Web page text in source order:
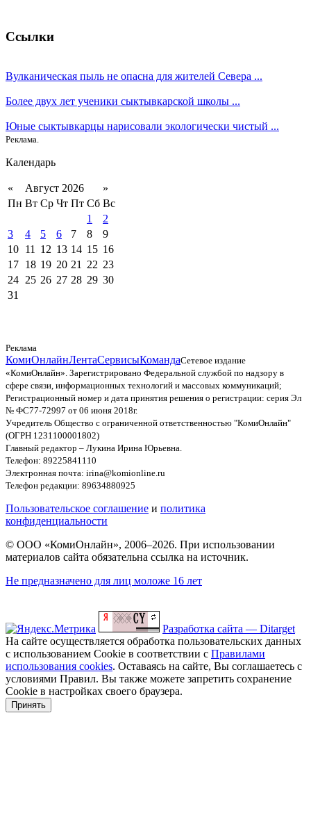
Ссылки
Вулканическая пыль не опасна для жителей Севера ...
Более двух лет ученики сыктывкарской школы ...
Юные сыктывкарцы нарисовали экологически чистый ...
Реклама.
Календарь
« Август 2026
»
Пн Вт Ср Чт Пт Сб Вс
1
2
3
4 5 6 7 8
9
10 11 12 13 14 15 16
17 18 19 20 21 22 23
24 25 26 27 28 29 30
31
Реклама
КомиОнлайнЛентаСервисыКомандаСетевое издание
«КомиОнлайн». Зарегистрировано Федеральной службой по надзору в
сфере связи, информационных технологий и массовых коммуникаций;
Регистрационный номер и дата принятия решения о регистрации: серия Эл
№ ФС77-72997 от 06 июня 2018г.
Учредитель Общество с ограниченной ответственностью "КомиОнлайн"
(ОГРН 1231100001802)
Главный редактор – Лукина Ирина Юрьевна.
Телефон: 89225841110
Электронная почта: irina@komionline.ru
Телефон редакции: 89634880925
Пользовательское соглашение и политика
конфиденциальности
© ООО «КомиОнлайн», 2006–2026. При использовании
материалов сайта обязательна ссылка на источник.
Не предназначено для лиц моложе 16 лет
Разработка сайта — Ditarget
На сайте осуществляется обработка пользовательских данных
с использованием Cookie в соответствии с Правилами
использования cookies. Оставаясь на сайте, Вы соглашаетесь с
условиями Правил. Вы также можете запретить сохранение
Cookie в настройках своего браузера.
Принять